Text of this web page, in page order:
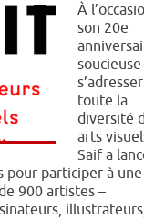
À
son 20e
toute la
diversité
arts
Saif a
pour participer à une
900 artistes –